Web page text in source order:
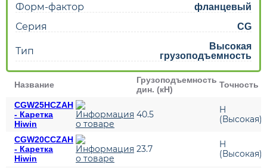
Форм-фактор фланцевый
Серия CG
Тип
Высокая
грузоподъемность
Название
Грузоподъемность
дин. (кН)
Точность
CGW25HCZAH
- Каретка
Hiwin
40.5
H
(Высокая)
CGW20CCZAH
- Каретка
Hiwin
23.7
H
(Высокая)